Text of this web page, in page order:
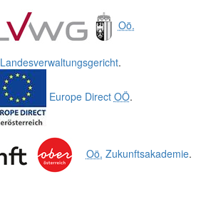
Oö.
Landesverwaltungsgericht.
Europe Direct OÖ.
Oö. Zukunftsakademie.